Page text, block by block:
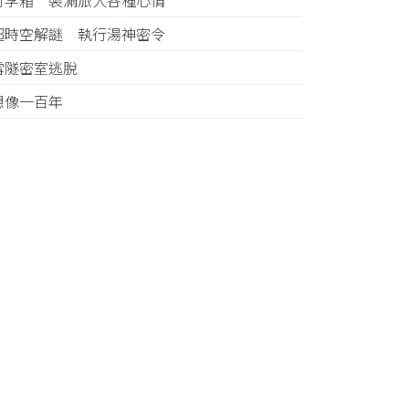
時空解謎 執行湯神密令
隧密室逃脫
像一百年